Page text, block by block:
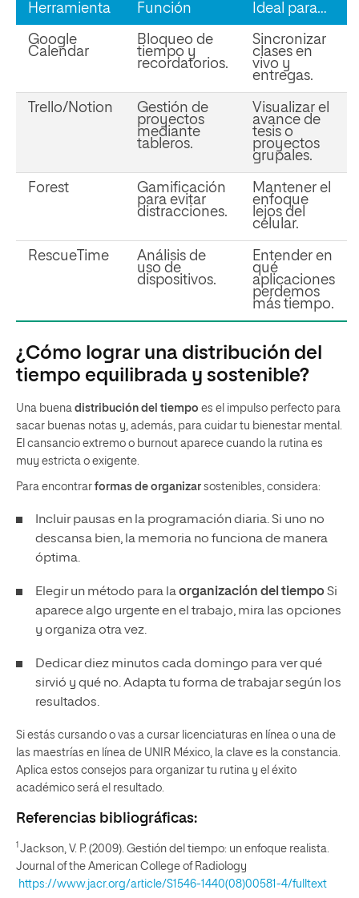
Herramienta Función Ideal para…
Google
Calendar
Bloqueo de
tiempo y
recordatorios.
Sincronizar
clases en
vivo y
entregas.
Trello/Notion
Gestión de
proyectos
mediante
tableros.
Visualizar el
avance de
tesis o
proyectos
grupales.
Forest
Gamificación
para evitar
distracciones.
Mantener el
enfoque
lejos del
celular.
RescueTime
Análisis de
uso de
dispositivos.
Entender en
qué
aplicaciones
perdemos
más tiempo.
¿Cómo lograr una distribución del
tiempo equilibrada y sostenible?
Una buena distribución del tiempo es el impulso perfecto para
sacar buenas notas y, además, para cuidar tu bienestar mental.
El cansancio extremo o burnout aparece cuando la rutina es
muy estricta o exigente.
Para encontrar formas de organizar sostenibles, considera:
Incluir pausas en la programación diaria. Si uno no
descansa bien, la memoria no funciona de manera
óptima.
Elegir un método para laorganización del tiempoSi
aparece algo urgente en el trabajo, mira las opciones
y organiza otra vez.
Dedicar diez minutos cada domingo para ver qué
sirvió y qué no. Adapta tu forma de trabajar según los
resultados.
Si estás cursando o vas a cursar licenciaturas en línea o una de
las maestrías en línea de UNIR México, la clave es la constancia.
Aplica estos consejos para organizar tu rutina y el éxito
académico será el resultado.
Referencias bibliográficas:
1 Jackson, V. P. (2009). Gestión del tiempo: un enfoque realista.
Journal of the American College of Radiology
https://www.jacr.org/article/S1546-1440(08)00581-4/fulltext